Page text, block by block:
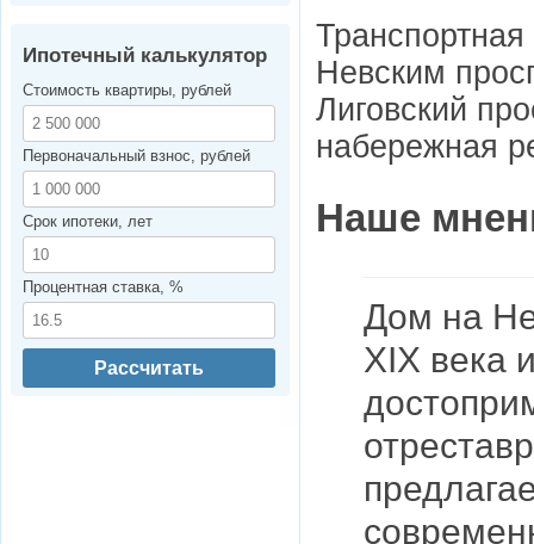
Невским
Лиговский
набережная
Наше
Дом на
XIX века
Ипотечный калькулятор
Стоимость квартиры, рублей
Первоначальный взнос, рублей
Срок ипотеки, лет
Процентная ставка, %
Рассчитать